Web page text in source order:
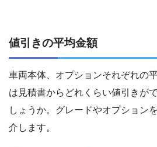
値引きの平均金額
車両本体、オプションそれぞれの
は見積書からどれくらい値引きが
しょうか。グレードやオプション
介します。